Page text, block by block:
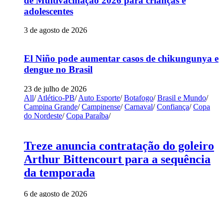
adolescentes
3 de agosto de 2026
El Niño pode aumentar casos de chikungunya e
dengue no Brasil
23 de julho de 2026
All/ Atlético-PB/ Auto Esporte/ Botafogo/ Brasil e Mundo/
Campina Grande/ Campinense/ Carnaval/ Confiança/ Copa
do Nordeste/ Copa Paraíba/
Treze anuncia contratação do goleiro
Arthur Bittencourt para a sequência
da temporada
6 de agosto de 2026